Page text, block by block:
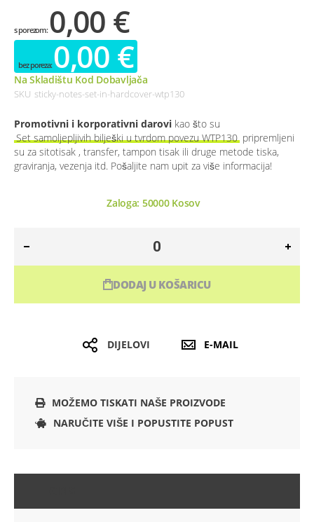
0,00 €
0,00 €
Na Skladištu Kod Dobavljača
SKU sticky-notes-set-in-hardcover-wtp130
Promotivni i korporativni darovi kao što su
Set samoljepljivih bilješki u tvrdom povezu WTP130 pripremljeni
su za sitotisak , transfer, tampon tisak ili druge metode tiska,
graviranja, vezenja itd. Pošaljite nam upit za više informacija!
Zaloga: 50000Kosov
DODAJ U KOŠARICU
DIJELOVI E-MAIL
MOŽEMO TISKATI NAŠE PROIZVODE
NARUČITE VIŠE I POPUSTITE POPUST